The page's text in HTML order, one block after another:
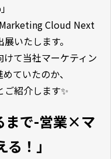
Cloud Next
いたします。
て当社マーケティン
ていたのか、
紹介します✨
まで-営業×マ
！」